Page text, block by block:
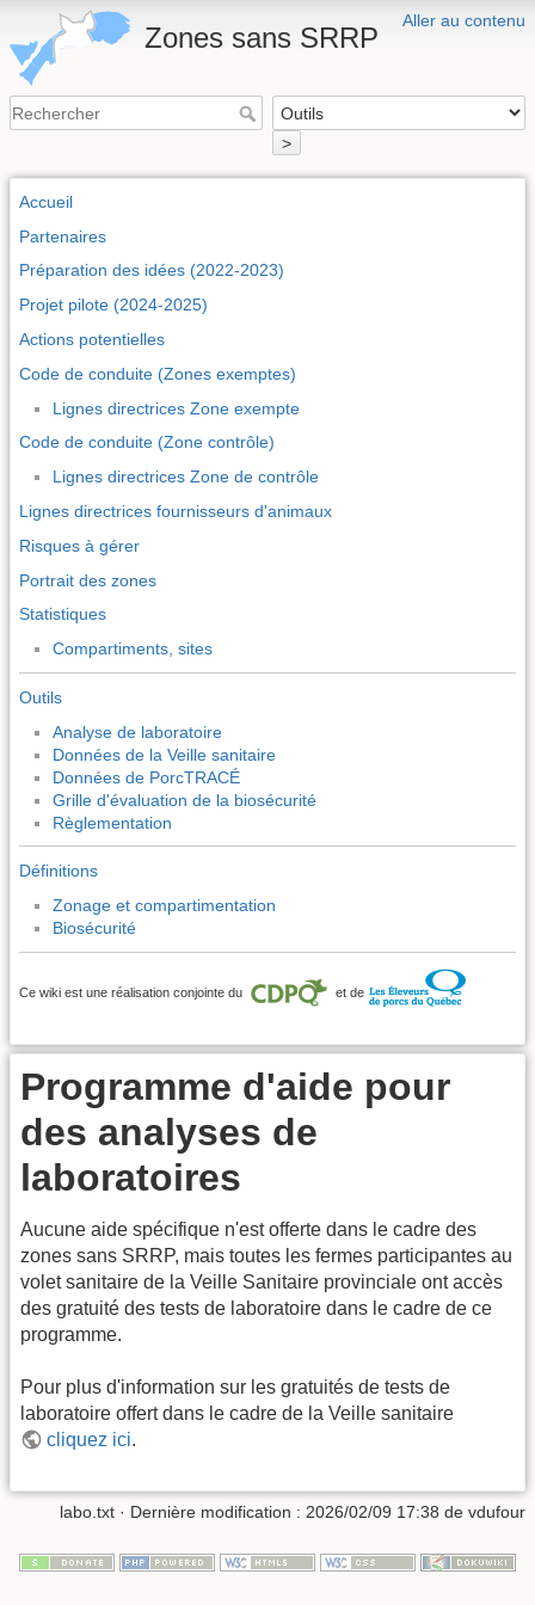
Aller au contenu
Zones sans SRRP
>
Accueil
Partenaires
Préparation des idées (2022-2023)
Projet pilote (2024-2025)
Actions potentielles
Code de conduite (Zones exemptes)
Lignes directrices Zone exempte
Code de conduite (Zone contrôle)
Lignes directrices Zone de contrôle
Lignes directrices fournisseurs d'animaux
Risques à gérer
Portrait des zones
Statistiques
Compartiments, sites
Outils
Analyse de laboratoire
Données de la Veille sanitaire
Données de PorcTRACÉ
Grille d'évaluation de la biosécurité
Règlementation
Définitions
Zonage et compartimentation
Biosécurité
Ce wiki est une réalisation conjointe du et de
Programme d'aide pour
des analyses de
laboratoires
Aucune aide spécifique n'est offerte dans le cadre des
zones sans SRRP, mais toutes les fermes participantes au
volet sanitaire de la Veille Sanitaire provinciale ont accès
des gratuité des tests de laboratoire dans le cadre de ce
programme.
Pour plus d'information sur les gratuités de tests de
laboratoire offert dans le cadre de la Veille sanitaire
cliquez ici.
labo.txt · Dernière modification : 2026/02/09 17:38 de vdufour